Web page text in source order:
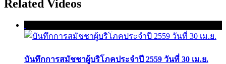
Related Videos
บันทึกการสมัชชาผู้บริโภคประจำปี 2559 วันที่ 30 เม.ย.